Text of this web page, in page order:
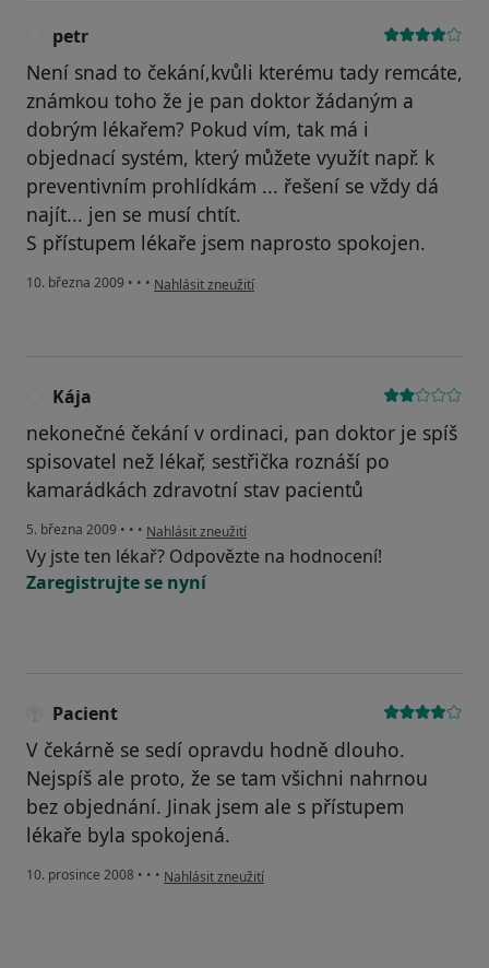
petr
Není snad to čekání,kvůli kterému tady remcáte,
známkou toho že je pan doktor žádaným a
dobrým lékařem? Pokud vím, tak má i
objednací systém, který můžete využít např. k
preventivním prohlídkám ... řešení se vždy dá
najít... jen se musí chtít.
S přístupem lékaře jsem naprosto spokojen.
10. března 2009 • • • podle názoru uživatele petr
Nahlásit zneužití
Kája
nekonečné čekání v ordinaci, pan doktor je spíš
spisovatel než lékař, sestřička roznáší po
kamarádkách zdravotní stav pacientů
5. března 2009 • • • podle názoru uživatele Kája
Nahlásit zneužití
Vy jste ten lékař? Odpovězte na hodnocení!
Zaregistrujte se nyní
Pacient
V čekárně se sedí opravdu hodně dlouho.
Nejspíš ale proto, že se tam všichni nahrnou
bez objednání. Jinak jsem ale s přístupem
lékaře byla spokojená.
10. prosince 2008 • • • podle názoru uživatele Pacient
Nahlásit zneužití